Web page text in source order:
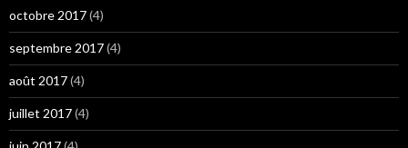
octobre 2017(4)
septembre 2017(4)
août 2017(4)
juillet 2017(4)